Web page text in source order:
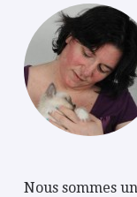
Nous sommes